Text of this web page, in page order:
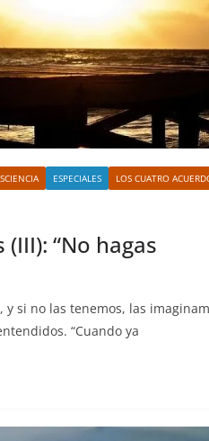
ESPECIALES LOS CUATRO
“No hagas
si no las tenemos, las
“Cuando ya